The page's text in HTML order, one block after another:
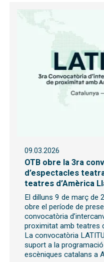
09.03.2026
OTB obre la 3ra
d’espectacles
teatres d’Amèrica
El dilluns 9 de març de
obre el període de
convocatòria
proximitat amb teatres
La convocatòria
suport a la programació
escèniques catalans a